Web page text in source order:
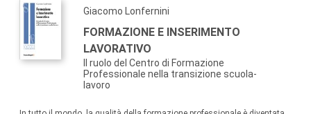
Giacomo Lonfernini
FORMAZIONE E INSERIMENTO
LAVORATIVO
Il ruolo del Centro di Formazione
Professionale nella transizione scuola-
lavoro